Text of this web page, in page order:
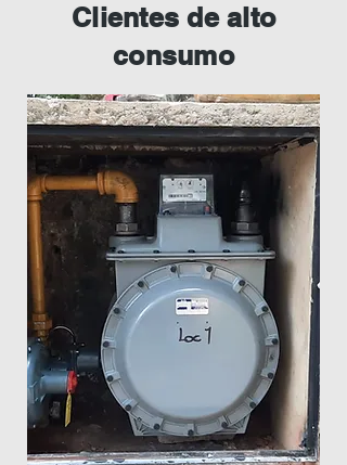
Clientes de alto
consumo